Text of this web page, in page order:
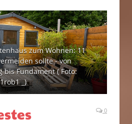
zum Wohnen: 11
sollte - von
bis Fundament ( Foto:
_)
0